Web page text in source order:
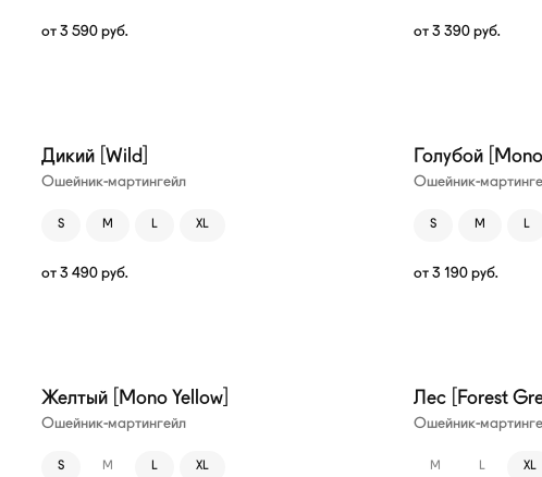
от3 590руб. от 3 390 руб.
Дикий [Wild]
Ошейник-мартингейл
S M L XL
от3 490руб.
Голубой
Ошейник-
S M L
от 3 190 руб.
Желтый [Mono Yellow]
Ошейник-мартингейл
S M L XL
Лес [Forest
Ошейник-
M L XL